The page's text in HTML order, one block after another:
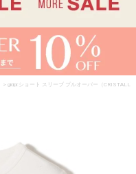
> gicipi:ショート スリーブ プルオーバー（CRISTALL